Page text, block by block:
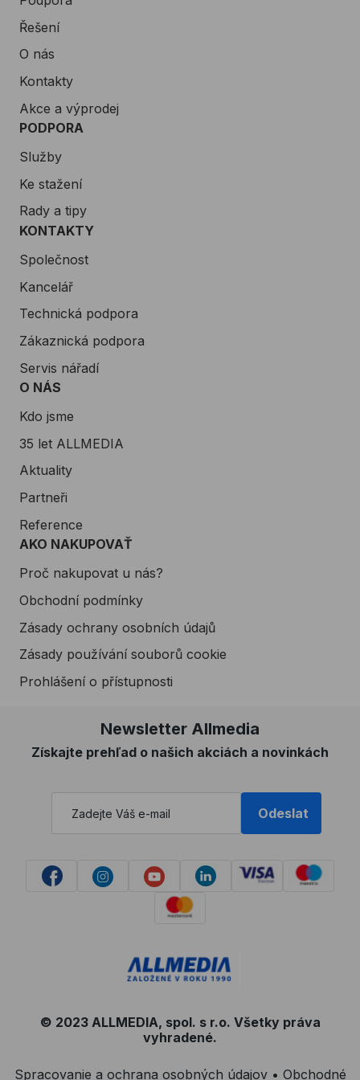
Řešení
O nás
Kontakty
Akce a výprodej
PODPORA
Služby
Ke stažení
Rady a tipy
KONTAKTY
Společnost
Kancelář
Technická podpora
Zákaznická podpora
Servis nářadí
O NÁS
Kdo jsme
35 let ALLMEDIA
Aktuality
Partneři
Reference
AKO NAKUPOVAŤ
Proč nakupovat u nás?
Obchodní podmínky
Zásady ochrany osobních údajů
Zásady používání souborů cookie
Prohlášení o přístupnosti
Newsletter Allmedia
Získajte prehľad o našich akciách a novinkách
Odeslat
© 2023 ALLMEDIA, spol. s r.o. Všetky práva
vyhradené.
Spracovanie a ochrana osobných údajov• Obchodné